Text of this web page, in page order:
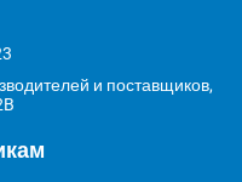
и поставщиков,